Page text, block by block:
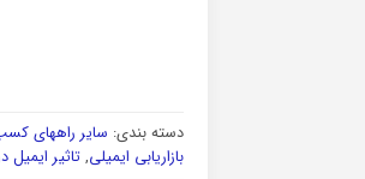
دسته بندی: سایر راههای
بازاریابی ایمیلی, تاثیر